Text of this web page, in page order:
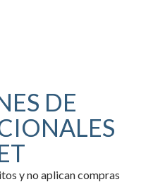
DE
y no aplican compras